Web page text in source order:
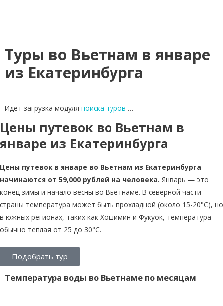
Туры во Вьетнам в январе
из Екатеринбурга
Идет загрузка модуля поиска туров …
Цены путевок во Вьетнам в
январе из Екатеринбурга
Цены путевок в январе во Вьетнам из Екатеринбурга
начинаются от 59,000 рублей на человека. Январь — это
конец зимы и начало весны во Вьетнаме. В северной части
страны температура может быть прохладной (около 15-20°C), но
в южных регионах, таких как Хошимин и Фукуок, температура
обычно теплая от 25 до 30°C.
Подобрать тур
Температура воды во Вьетнаме по месяцам